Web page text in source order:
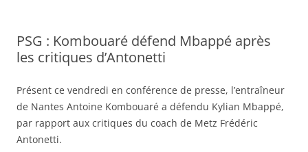
PSG : Kombouaré défend Mbappé après
les critiques d’Antonetti
Présent ce vendredi en conférence de presse, l’entraîneur
de Nantes Antoine Kombouaré a défendu Kylian Mbappé,
par rapport aux critiques du coach de Metz Frédéric
Antonetti.